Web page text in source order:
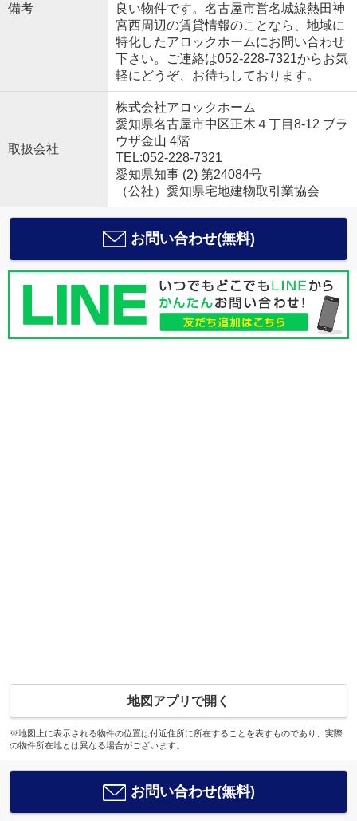
備考
良い物件です。名古屋市営名城線熱田神
宮西周辺の賃貸情報のことなら、地域に
特化したアロックホームにお問い合わせ
下さい。ご連絡は052-228-7321からお気
軽にどうぞ、お待ちしております。
取扱会社
株式会社アロックホーム
愛知県名古屋市中区正木４丁目8-12 ブラ
ウザ金山 4階
TEL:052-228-7321
愛知県知事 (2) 第24084号
（公社）愛知県宅地建物取引業協会
お問い合わせ(無料)
地図アプリで開く
※地図上に表示される物件の位置は付近住所に所在することを表すものであり、実際
の物件所在地とは異なる場合がございます。
お問い合わせ(無料)